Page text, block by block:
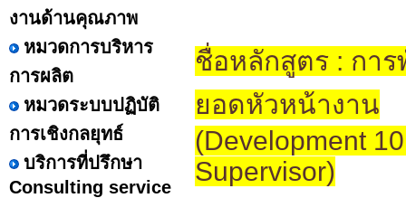
งานด้านคุณภาพ
หมวดการบริหาร
การผลิต
หมวดระบบปฏิบัติ
การเชิงกลยุทธ์
บริการที่ปรึกษา
Consulting service
ชื่อหลักสูตร : กา
ยอดหัวหน้างาน
(Development
Supervisor)